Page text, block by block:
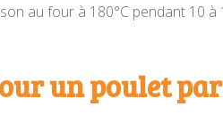
au four à 180°C pendant 10
un poulet